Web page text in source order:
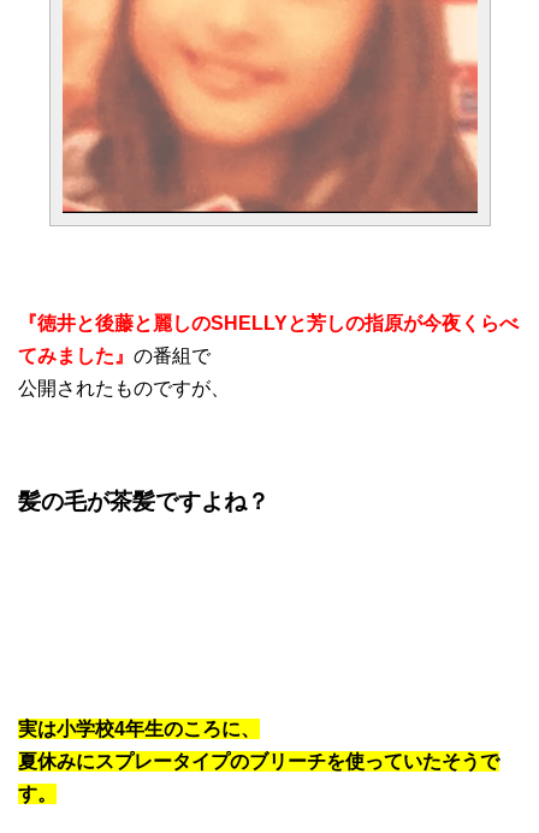
『徳井と後藤と麗しのSHELLYと芳しの指原が今夜くらべ
てみました』 の番組で
公開されたものですが、
髪の毛が茶髪ですよね？
実は小学校4年生のころに、
夏休みにスプレータイプのブリーチを使っていたそうで
す。